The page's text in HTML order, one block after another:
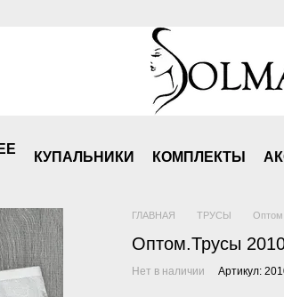
КУПАЛЬНИКИ КОМПЛЕКТЫ
ГЛАВНАЯ ТРУСЫ
Оптом.Трусы
Нет в наличии Артикул: